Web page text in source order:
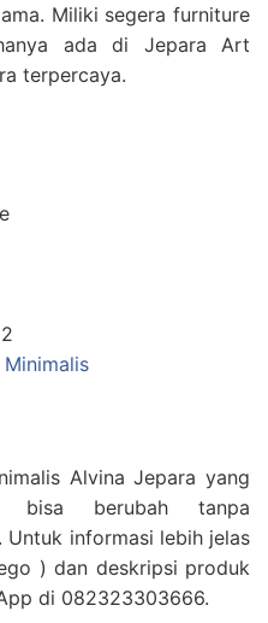
Miliki segera furniture
ada di Jepara Art
terpercaya.
Minimalis
Alvina Jepara yang
bisa berubah tanpa
Untuk informasi lebih jelas
) dan deskripsi produk
di 082323303666.